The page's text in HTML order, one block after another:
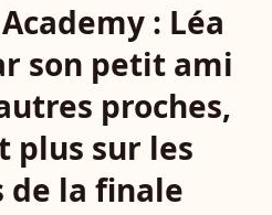
: Léa
son petit ami
proches,
plus sur les
de la finale